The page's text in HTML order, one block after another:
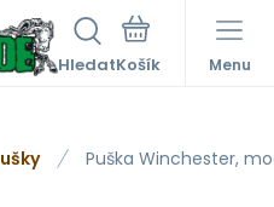
Hledat Menu
Puška Winchester,